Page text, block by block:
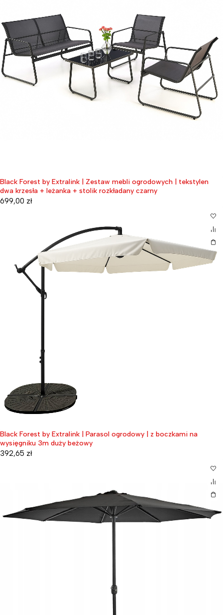
Black Forest by Extralink | Zestaw mebli ogrodowych | tekstylen
dwa krzesła + leżanka + stolik rozkładany czarny
699,00 zł
Black Forest by Extralink | Parasol ogrodowy | z boczkami na
wysięgniku 3m duży beżowy
392,65 zł